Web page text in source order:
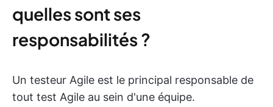
quelles sont ses
responsabilités ?
Un testeur Agile est le principal responsable de
tout test Agile au sein d'une équipe.